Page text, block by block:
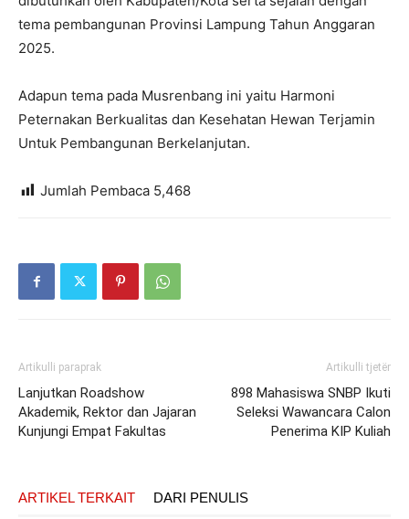
tema pembangunan Provinsi Lampung Tahun Anggaran
2025.
Adapun tema pada Musrenbang ini yaitu Harmoni
Peternakan Berkualitas dan Kesehatan Hewan Terjamin
Untuk Pembangunan Berkelanjutan.
Jumlah Pembaca 5,468
Artikulli paraprak
Lanjutkan Roadshow
Akademik, Rektor dan Jajaran
Kunjungi Empat Fakultas
Artikulli tjetër
898 Mahasiswa SNBP Ikuti
Seleksi Wawancara Calon
Penerima KIP Kuliah
ARTIKEL TERKAIT DARI PENULIS